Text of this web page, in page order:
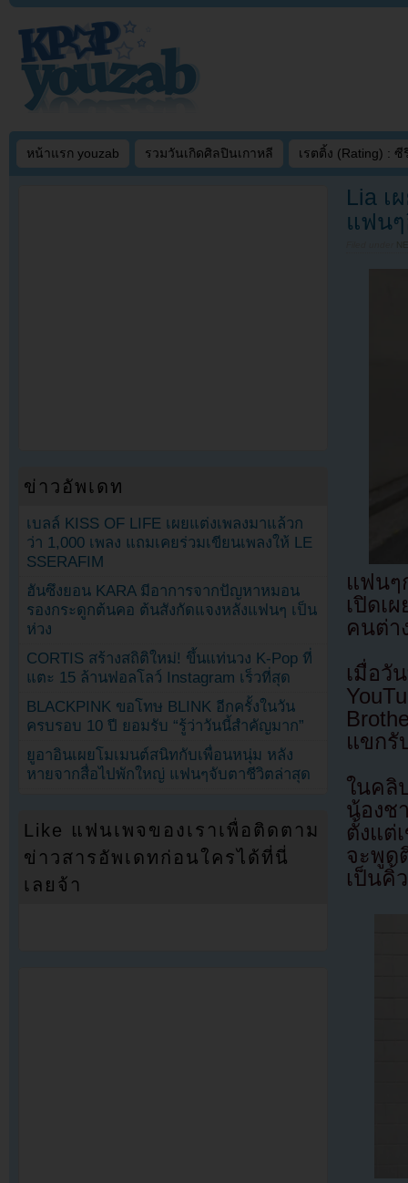
หน้าแรก youzab รวมวันเกิดศิลปินเกาหลี เรตติ้ง (Rating) : ซี
Lia เ
แฟน
แฟนๆ
เปิดเ
คนต่า
เมื่อวั
แขกรั
ในคลิ
น้องช
ตั้งแต่
จะพูด
เป็นคิ้
ข่าวอัพเดท
เบลล์ KISS OF LIFE เผยแต่งเพลงมาแล้วก
ว่า 1,000 เพลง แถมเคยร่วมเขียนเพลงให้ LE
SSERAFIM
ฮันซึงยอน KARA มีอาการจากปัญหาหมอน
รองกระดูกต้นคอ ต้นสังกัดแจงหลังแฟนๆ เป็น
ห่วง
CORTIS สร้างสถิติใหม่! ขึ้นแท่นวง K-Pop ที่
แตะ 15 ล้านฟอลโลว์ Instagram เร็วที่สุด
BLACKPINK ขอโทษ BLINK อีกครั้งในวัน
ครบรอบ 10 ปี ยอมรับ “รู้ว่าวันนี้สำคัญมาก”
ยูอาอินเผยโมเมนต์สนิทกับเพื่อนหนุ่ม หลัง
หายจากสื่อไปพักใหญ่ แฟนๆจับตาชีวิตล่าสุด
Like แฟนเพจของเราเพื่อติดตาม
ข่าวสารอัพเดทก่อนใครได้ที่นี่
เลยจ้า